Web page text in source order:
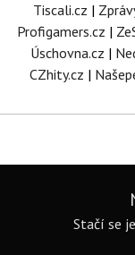
Tiscali.cz |
Profigamers.cz |
Úschovna.cz |
CZhity.cz |
Stačí se